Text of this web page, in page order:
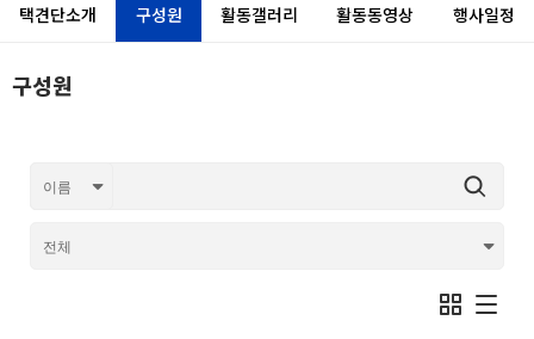
택견단소개 구성원 활동갤러리 활동동영상 행사일정
구성원